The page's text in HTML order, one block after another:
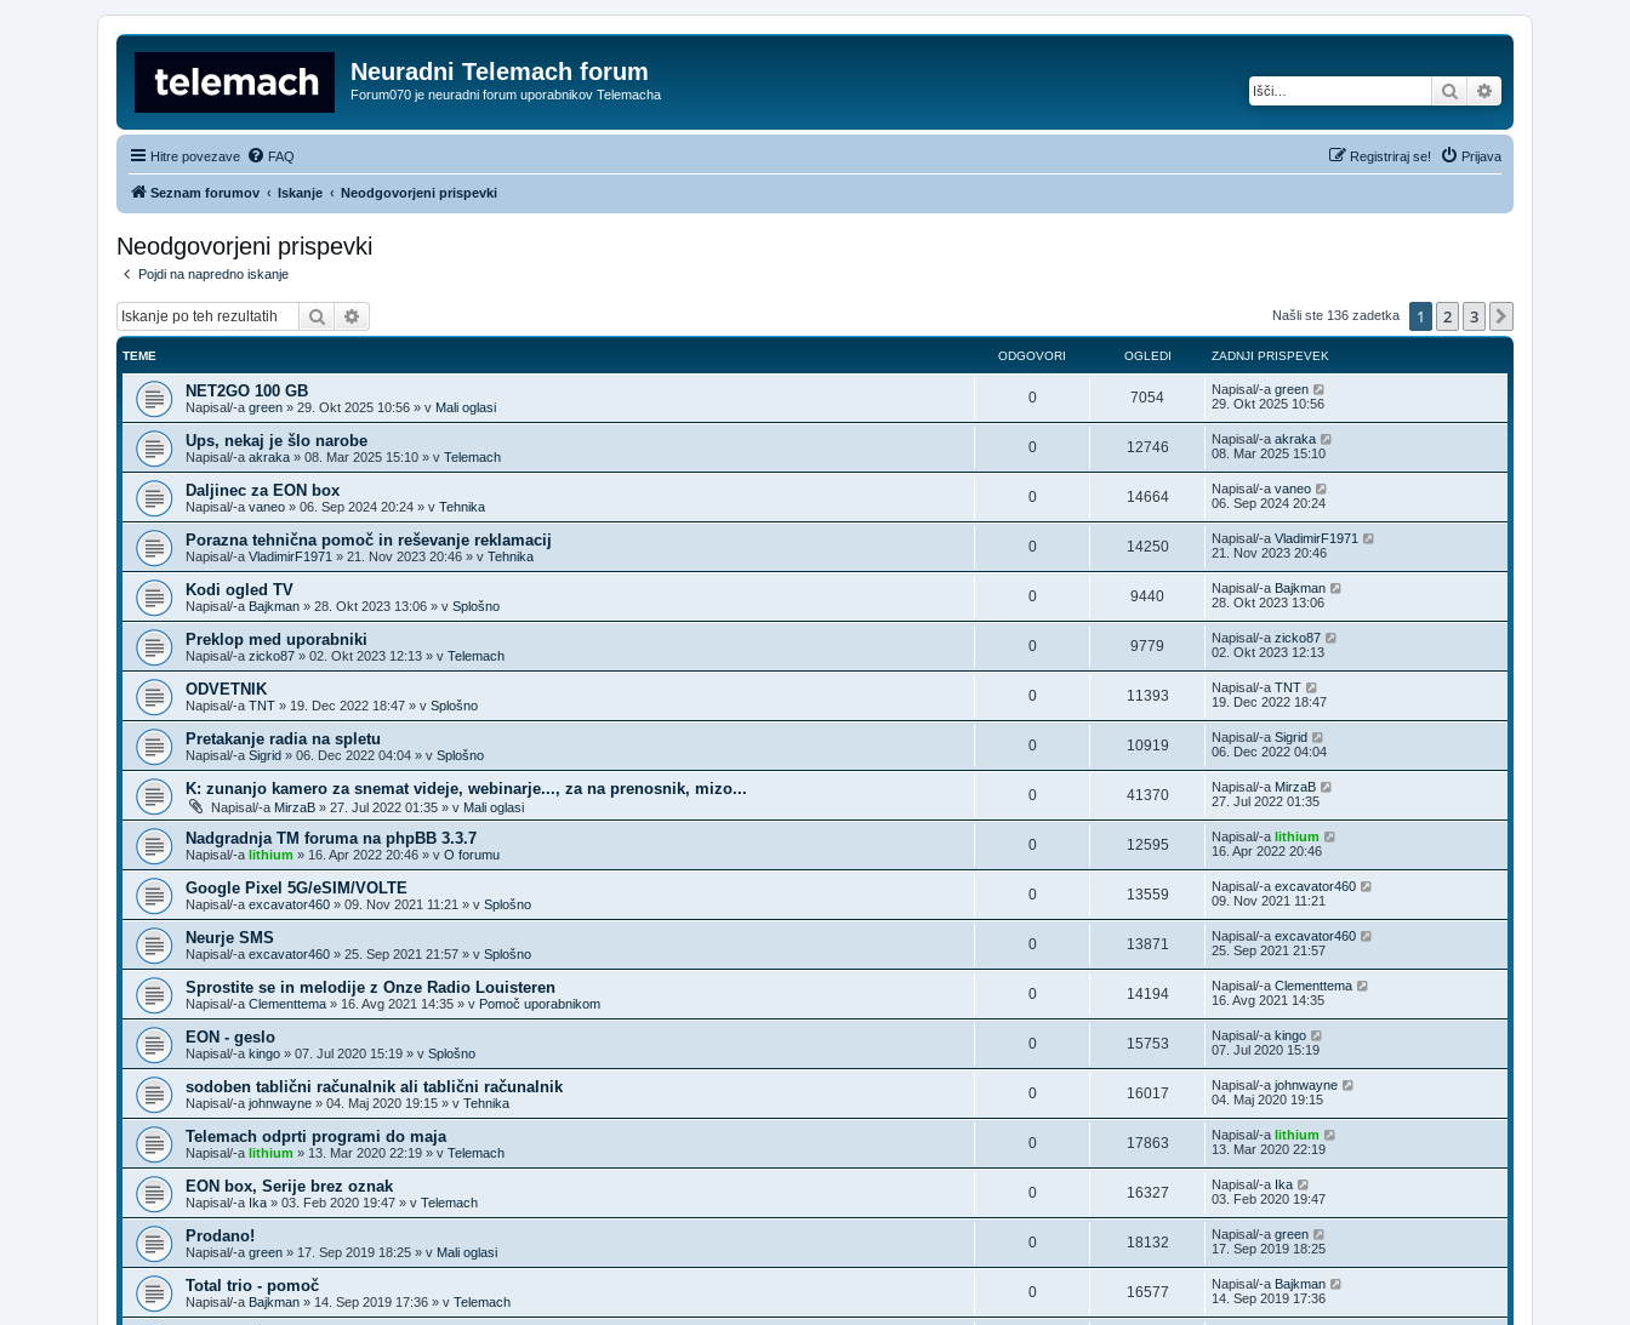
Neuradni Telemach forum
Forum070 je neuradni forum uporabnikov Telemacha Iskanje
Hitre povezave FAQ Prijava
Registriraj se!
Seznam forumov Iskanje Neodgovorjeni prispevki
Neodgovorjeni prispevki
Pojdi na napredno iskanje
Iskanje Našli ste 136 zadetka 1 2 3
TEME ODGOVORI OGLEDI ZADNJI PRISPEVEK
NET2GO 100 GB
Napisal/-a green » 29. Okt 2025 10:56 » v Mali oglasi
0 7054 Napisal/-a green
29. Okt 2025 10:56
Ups, nekaj je šlo narobe
Napisal/-a akraka » 08. Mar 2025 15:10 » v Telemach
0 12746 Napisal/-a akraka
08. Mar 2025 15:10
Daljinec za EON box
Napisal/-a vaneo » 06. Sep 2024 20:24 » v Tehnika
0 14664 Napisal/-a vaneo
06. Sep 2024 20:24
Porazna tehnična pomoč in reševanje reklamacij
Napisal/-a VladimirF1971 » 21. Nov 2023 20:46 » v Tehnika
0 14250 Napisal/-a VladimirF1971
21. Nov 2023 20:46
Kodi ogled TV
Napisal/-a Bajkman » 28. Okt 2023 13:06 » v Splošno
0 9440 Napisal/-a Bajkman
28. Okt 2023 13:06
Preklop med uporabniki
Napisal/-a zicko87 » 02. Okt 2023 12:13 » v Telemach
0 9779 Napisal/-a zicko87
02. Okt 2023 12:13
ODVETNIK
Napisal/-a TNT » 19. Dec 2022 18:47 » v Splošno
0 11393 Napisal/-a TNT
19. Dec 2022 18:47
Pretakanje radia na spletu
Napisal/-a Sigrid » 06. Dec 2022 04:04 » v Splošno
0 10919 Napisal/-a Sigrid
06. Dec 2022 04:04
K: zunanjo kamero za snemat videje, webinarje..., za na prenosnik, mizo...
Napisal/-a MirzaB » 27. Jul 2022 01:35 » v Mali oglasi
0 41370 Napisal/-a MirzaB
27. Jul 2022 01:35
Nadgradnja TM foruma na phpBB 3.3.7
Napisal/-a lithium » 16. Apr 2022 20:46 » v O forumu
0 12595 Napisal/-a lithium
16. Apr 2022 20:46
Google Pixel 5G/eSIM/VOLTE
Napisal/-a excavator460 » 09. Nov 2021 11:21 » v Splošno
0 13559 Napisal/-a excavator460
09. Nov 2021 11:21
Neurje SMS
Napisal/-a excavator460 » 25. Sep 2021 21:57 » v Splošno
0 13871 Napisal/-a excavator460
25. Sep 2021 21:57
Sprostite se in melodije z Onze Radio Louisteren
Napisal/-a Clementtema » 16. Avg 2021 14:35 » v Pomoč uporabnikom
0 14194 Napisal/-a Clementtema
16. Avg 2021 14:35
EON - geslo
Napisal/-a kingo » 07. Jul 2020 15:19 » v Splošno
0 15753 Napisal/-a kingo
07. Jul 2020 15:19
sodoben tablični računalnik ali tablični računalnik
Napisal/-a johnwayne » 04. Maj 2020 19:15 » v Tehnika
0 16017 Napisal/-a johnwayne
04. Maj 2020 19:15
Telemach odprti programi do maja
Napisal/-a lithium » 13. Mar 2020 22:19 » v Telemach
0 17863 Napisal/-a lithium
13. Mar 2020 22:19
EON box, Serije brez oznak
Napisal/-a Ika » 03. Feb 2020 19:47 » v Telemach
0 16327 Napisal/-a Ika
03. Feb 2020 19:47
Prodano!
Napisal/-a green » 17. Sep 2019 18:25 » v Mali oglasi
0 18132 Napisal/-a green
17. Sep 2019 18:25
Total trio - pomoč
Napisal/-a Bajkman » 14. Sep 2019 17:36 » v Telemach
0 16577 Napisal/-a Bajkman
14. Sep 2019 17:36